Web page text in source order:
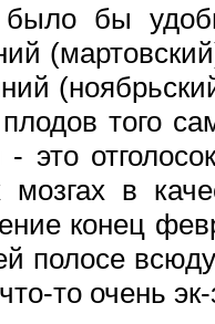
бы
того
это
мозгах в
конец
полосе
то очень